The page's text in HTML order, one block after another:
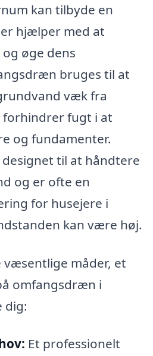
kan tilbyde en
hjælper med at
øge dens
bruges til at
væk fra
forhindrer fugt i at
og fundamenter.
designet til at håndtere
og er ofte en
for husejere i
kan være høj.
væsentlige måder, et
omfangsdræn i
dig:
Et professionelt